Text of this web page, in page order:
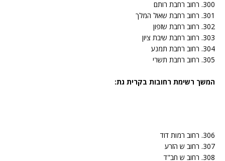
300. רחוב רחבת רותם
301. רחוב רחבת שאול המלך
302. רחוב רחבת שזפון
303. רחוב רחבת שיבת ציון
304. רחוב רחבת תמנע
305. רחוב רחבת תשרי
המשך רשימת רחובות בקרית גת:
306. רחוב רמות דוד
307. רחוב ש הזרע
308. רחוב ש חב"ד